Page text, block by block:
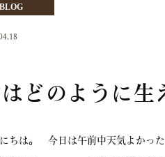
BLOG
どのように生
ちは。 今日は午前中天気よかっ